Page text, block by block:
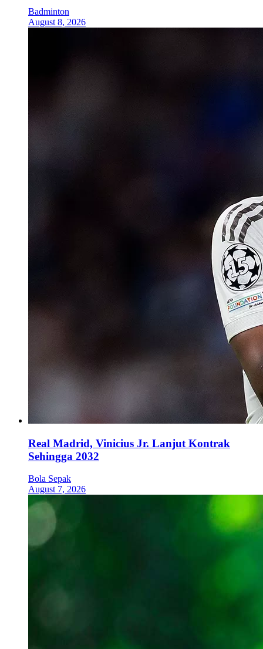
Badminton
August 8, 2026
Real Madrid, Vinicius Jr. Lanjut Kontrak
Sehingga 2032
Bola Sepak
August 7, 2026